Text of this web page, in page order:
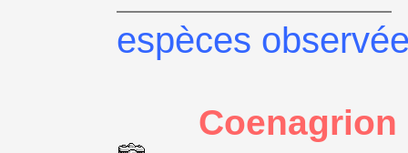
espèces